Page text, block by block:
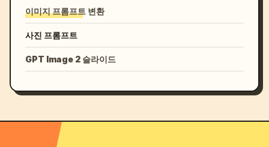
이미지 프롬프트 변환
사진 프롬프트
GPT Image 2 슬라이드